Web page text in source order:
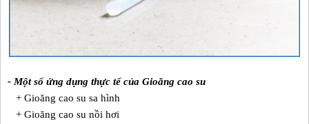
- Một số ứng dụng thực tế của Gioăng cao su
+ Gioăng cao su sa hình
+ Gioăng cao su nồi hơi